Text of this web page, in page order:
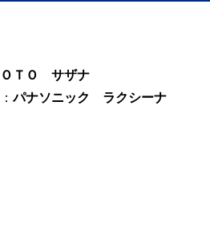
ＯＴＯ サザナ
パナソニック ラクシーナ